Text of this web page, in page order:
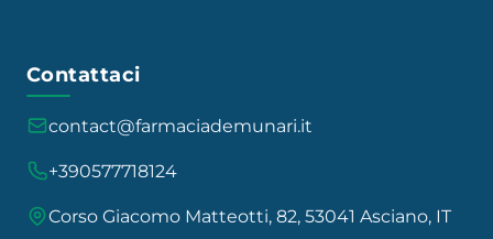
Contattaci
contact@farmaciademunari.it
+390577718124
Corso Giacomo Matteotti, 82, 53041 Asciano, IT